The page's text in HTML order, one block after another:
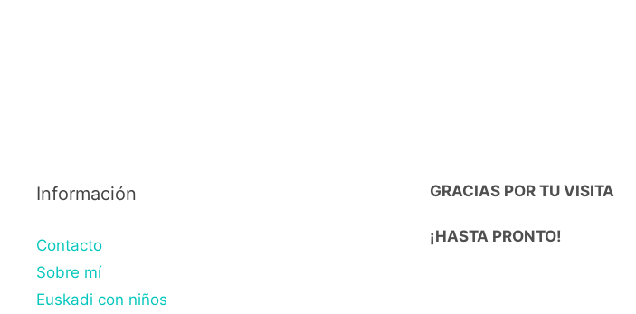
Información
Contacto
Sobre mí
Euskadi con niños
GRACIAS POR TU VISITA
¡HASTA PRONTO!